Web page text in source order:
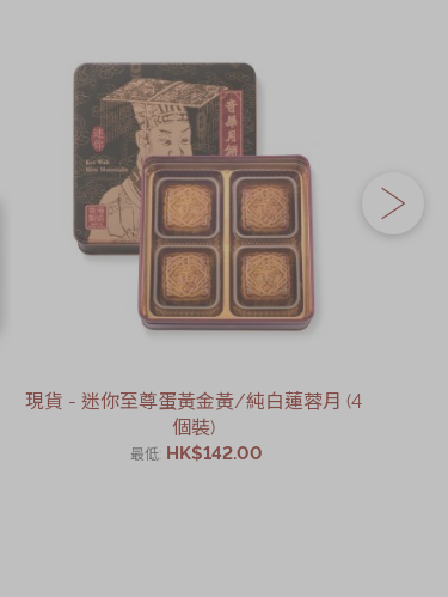
現貨 - 迷你至尊蛋黃金黃/純白蓮蓉月 (4
個裝)
最低 HK$142.00